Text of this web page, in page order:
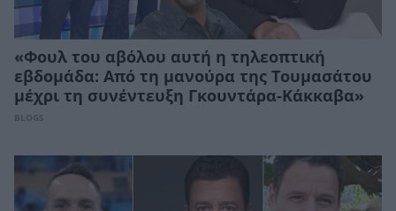
«Φουλ του αβόλου αυτή η τηλεοπτική
εβδομάδα: Από τη μανούρα της Τουμασάτου
μέχρι τη συνέντευξη Γκουντάρα-Κάκκαβα»
BLOGS